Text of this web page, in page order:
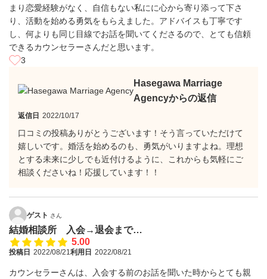
まり恋愛経験がなく、自信もない私にに心から寄り添って下さ
り、活動を始める勇気をもらえました。アドバイスも丁寧です
し、何よりも同じ目線でお話を聞いてくださるので、とても信頼
できるカウンセラーさんだと思います。
3
Hasegawa Marriage
Agencyからの返信
返信日 2022/10/17
口コミの投稿ありがとうございます！そう言っていただけて
嬉しいです。婚活を始めるのも、勇気がいりますよね。理想
とする未来に少しでも近付けるように、これからも気軽にご
相談くださいね！応援しています！！
ゲスト さん
結婚相談所 入会→退会まで…
5.00
投稿日 2022/08/21利用日 2022/08/21
カウンセラーさんは、入会する前のお話を聞いた時からとても親